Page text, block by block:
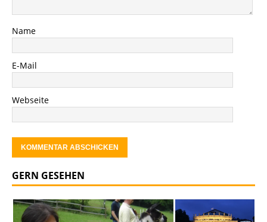
Name
E-Mail
Webseite
GERN GESEHEN